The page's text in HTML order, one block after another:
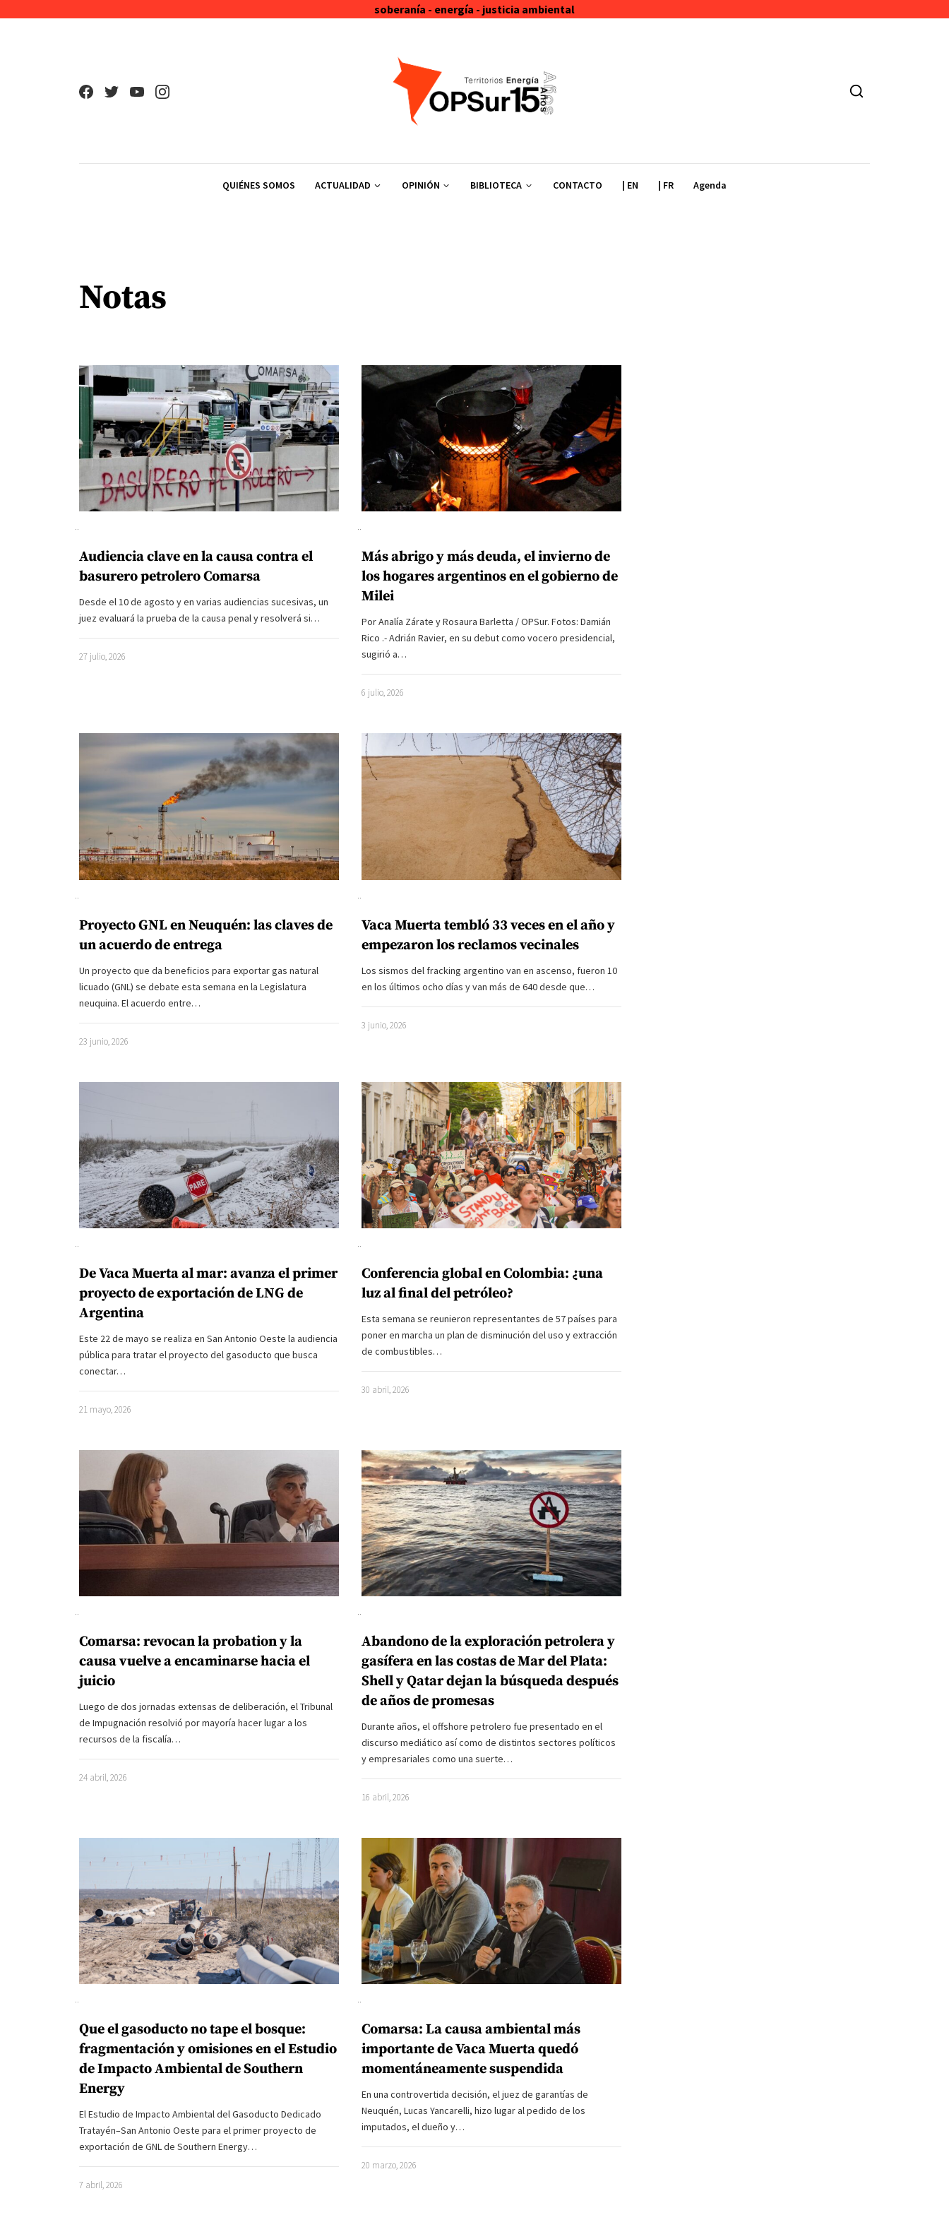
soberanía - energía - justicia ambiental
QUIÉNES SOMOS ACTUALIDAD OPINIÓN BIBLIOTECA CONTACTO | EN | FR Agenda
Notas
Audiencia clave en la causa contra el
basurero petrolero Comarsa
Desde el 10 de agosto y en varias audiencias sucesivas, un
juez evaluará la prueba de la causa penal y resolverá si…
27 julio, 2026
Más abrigo y más deuda, el invierno de
los hogares argentinos en el gobierno de
Milei
Por Analía Zárate y Rosaura Barletta / OPSur. Fotos: Damián
Rico .- Adrián Ravier, en su debut como vocero presidencial,
sugirió a…
6 julio, 2026
Proyecto GNL en Neuquén: las claves de
un acuerdo de entrega
Un proyecto que da beneficios para exportar gas natural
licuado (GNL) se debate esta semana en la Legislatura
neuquina. El acuerdo entre…
23 junio, 2026
Vaca Muerta tembló 33 veces en el año y
empezaron los reclamos vecinales
Los sismos del fracking argentino van en ascenso, fueron 10
en los últimos ocho días y van más de 640 desde que…
3 junio, 2026
De Vaca Muerta al mar: avanza el primer
proyecto de exportación de LNG de
Argentina
Este 22 de mayo se realiza en San Antonio Oeste la audiencia
pública para tratar el proyecto del gasoducto que busca
conectar…
21 mayo, 2026
Conferencia global en Colombia: ¿una
luz al final del petróleo?
Esta semana se reunieron representantes de 57 países para
poner en marcha un plan de disminución del uso y extracción
de combustibles…
30 abril, 2026
Comarsa: revocan la probation y la
causa vuelve a encaminarse hacia el
juicio
Luego de dos jornadas extensas de deliberación, el Tribunal
de Impugnación resolvió por mayoría hacer lugar a los
recursos de la fiscalía…
24 abril, 2026
Abandono de la exploración petrolera y
gasífera en las costas de Mar del Plata:
Shell y Qatar dejan la búsqueda después
de años de promesas
Durante años, el offshore petrolero fue presentado en el
discurso mediático así como de distintos sectores políticos
y empresariales como una suerte…
16 abril, 2026
Que el gasoducto no tape el bosque:
fragmentación y omisiones en el Estudio
de Impacto Ambiental de Southern
Energy
El Estudio de Impacto Ambiental del Gasoducto Dedicado
Tratayén–San Antonio Oeste para el primer proyecto de
exportación de GNL de Southern Energy…
7 abril, 2026
Comarsa: La causa ambiental más
importante de Vaca Muerta quedó
momentáneamente suspendida
En una controvertida decisión, el juez de garantías de
Neuquén, Lucas Yancarelli, hizo lugar al pedido de los
imputados, el dueño y…
20 marzo, 2026